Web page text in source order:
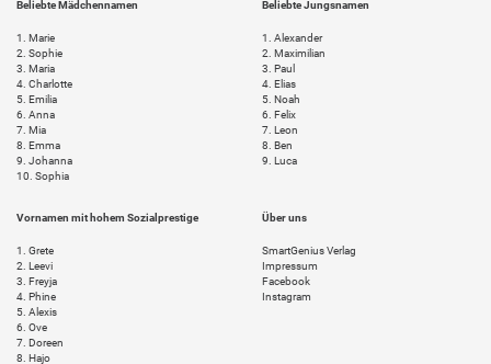
Beliebte Mädchennamen
1.
Marie
2. Sophie
3. Maria
4. Charlotte
5. Emilia
6. Anna
7. Mia
8. Emma
9. Johanna
10. Sophia
Beliebte Jungsnamen
1.
Alexander
2. Maximilian
3. Paul
4. Elias
5. Noah
6. Felix
7. Leon
8. Ben
9. Luca
Vornamen mit hohem Sozialprestige
1.
Grete
2. Leevi
3. Freyja
4. Phine
5. Alexis
6. Ove
7. Doreen
8. Hajo
Über uns
SmartGenius Verlag
Impressum
Facebook
Instagram